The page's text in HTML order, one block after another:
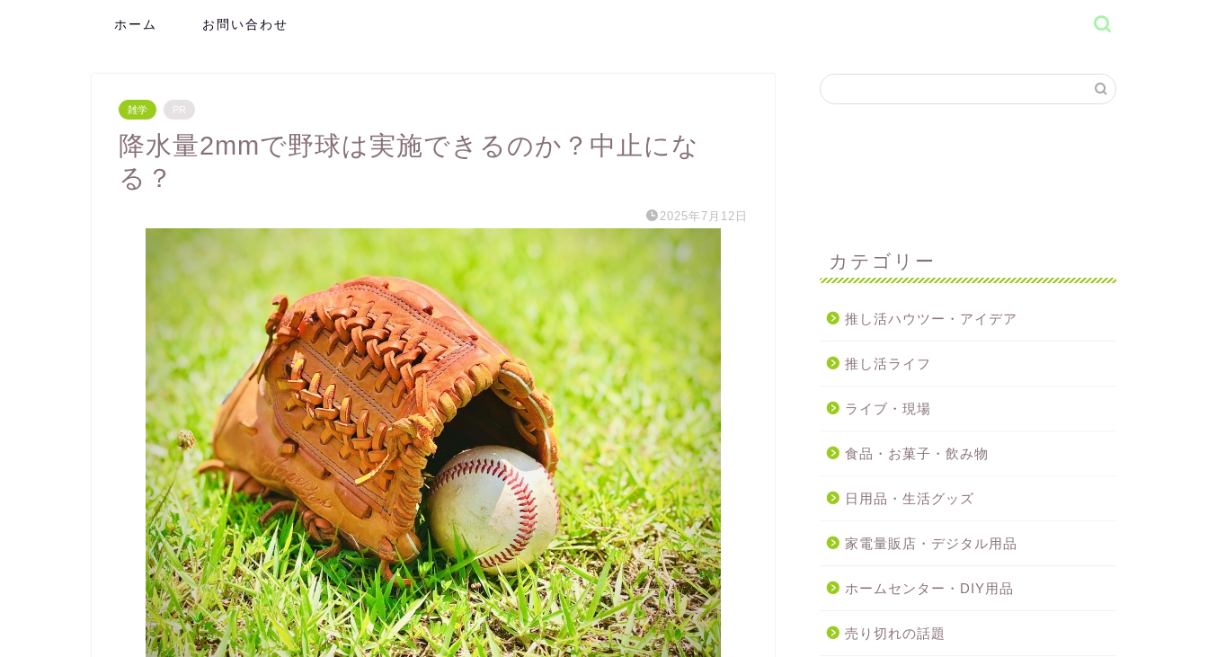
ホーム お問い合わせ
雑学 PR
降水量2mmで野球は実施できるのか？中止にな
る？
2025年7月12日
カテゴリー
推し活ハウツー・アイデア
推し活ライフ
ライブ・現場
食品・お菓子・飲み物
日用品・生活グッズ
家電量販店・デジタル用品
ホームセンター・DIY用品
売り切れの話題